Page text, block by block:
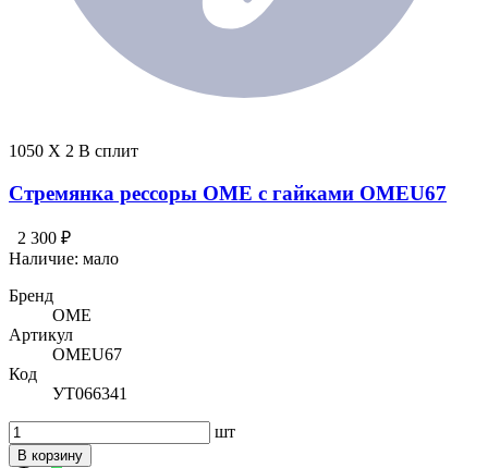
1050 X 2 В сплит
Стремянка рессоры OME с гайками OMEU67
2 300 ₽
Наличие: мало
Бренд
OME
Артикул
OMEU67
Код
УТ066341
шт
В корзину